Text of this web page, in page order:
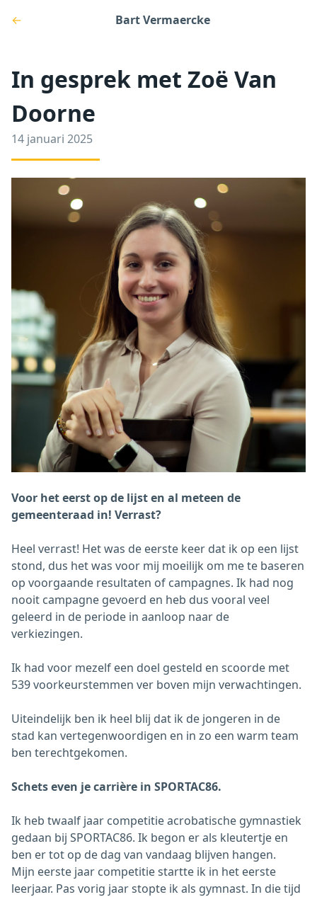
← Bart Vermaercke
In gesprek met Zoë Van
Doorne
14 januari 2025
Voor het eerst op de lijst en al meteen de
gemeenteraad in! Verrast?
Heel verrast! Het was de eerste keer dat ik op een lijst
stond, dus het was voor mij moeilijk om me te baseren
op voorgaande resultaten of campagnes. Ik had nog
nooit campagne gevoerd en heb dus vooral veel
geleerd in de periode in aanloop naar de
verkiezingen.
Ik had voor mezelf een doel gesteld en scoorde met
539 voorkeurstemmen ver boven mijn verwachtingen.
Uiteindelijk ben ik heel blij dat ik de jongeren in de
stad kan vertegenwoordigen en in zo een warm team
ben terechtgekomen.
Schets even je carrière in SPORTAC86.
Ik heb twaalf jaar competitie acrobatische gymnastiek
gedaan bij SPORTAC86. Ik begon er als kleutertje en
ben er tot op de dag van vandaag blijven hangen.
Mijn eerste jaar competitie startte ik in het eerste
leerjaar. Pas vorig jaar stopte ik als gymnast. In die tijd